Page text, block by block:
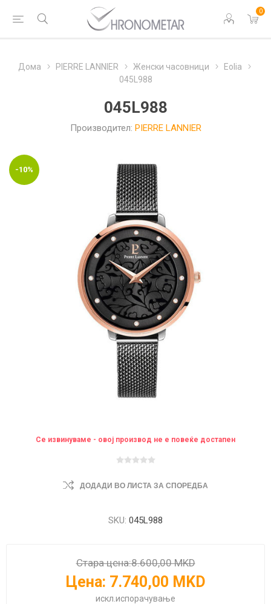
0
Дома PIERRE LANNIER Женски часовници
Eolia
045L988
045L988
Производител: PIERRE LANNIER
-10%
Се извинуваме - овој производ не е повеќе достапен
ДОДАДИ ВО ЛИСТА ЗА СПОРЕДБА
SKU: 045L988
Стара цена:8.600,00 MKD
Цена: 7.740,00 MKD
искл. испорачување